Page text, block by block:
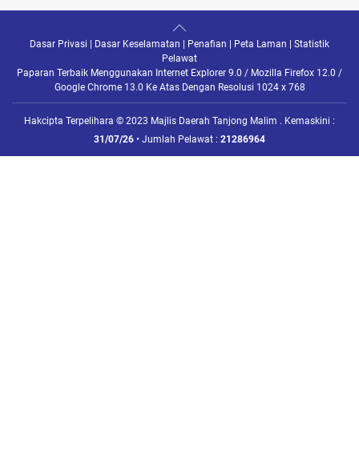
Dasar Privasi Dasar Keselamatan Penafian Peta Laman
Statistik
Pelawat
Paparan Terbaik Menggunakan Internet Explorer 9.0 / Mozilla Firefox 12.0 /
Google Chrome 13.0 Ke Atas Dengan Resolusi 1024 x 768
Hakcipta Terpelihara © 2023 Majlis Daerah Tanjong Malim . Kemaskini :
31/07/26 • Jumlah Pelawat : 21286964